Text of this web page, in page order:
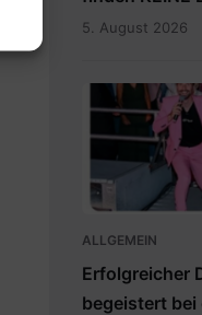
5. August 2026
Artikel1.png
ALLGEMEIN
Erfolgreicher
begeistert